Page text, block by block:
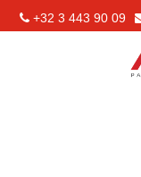
+32 3 443 90 09